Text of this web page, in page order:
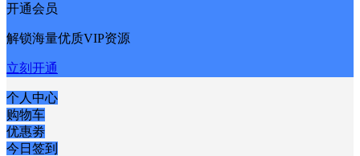
开通会员
解锁海量优质VIP资源
立刻开通
个人中心
购物车
优惠劵
今日签到